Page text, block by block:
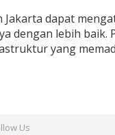
dapat
dengan lebih baik.
yang
Us